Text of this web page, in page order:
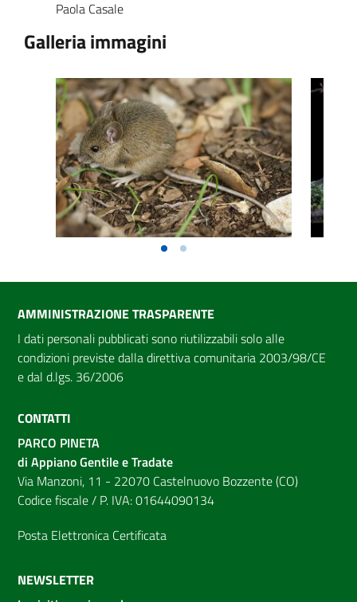
Paola Casale
Galleria immagini
AMMINISTRAZIONE TRASPARENTE
I dati personali pubblicati sono riutilizzabili solo alle
condizioni previste dalla direttiva comunitaria 2003/98/CE
e dal d.lgs. 36/2006
CONTATTI
PARCO PINETA
di Appiano Gentile e Tradate
Via Manzoni, 11 - 22070 Castelnuovo Bozzente (CO)
Codice fiscale / P. IVA: 01644090134
Posta Elettronica Certificata
NEWSLETTER